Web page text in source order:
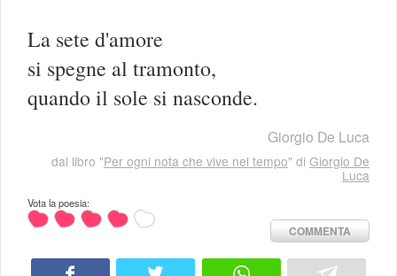
La sete d'amore
si spegne al tramonto,
quando il sole si nasconde.
Giorgio De Luca
dal libro "Per ogni nota che vive nel tempo" di Giorgio De
Luca
Vota la poesia:
COMMENTA